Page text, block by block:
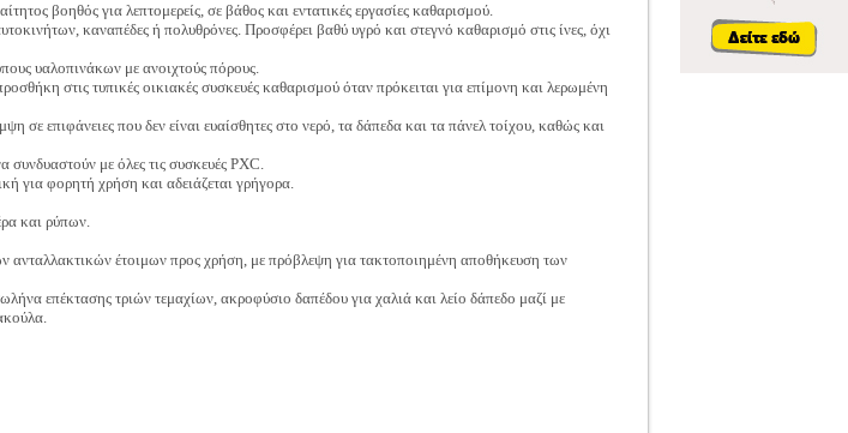
βοηθός για λεπτομερείς, σε βάθος και εντατικές εργασίες καθαρισμού.
καναπέδες ή πολυθρόνες. Προσφέρει βαθύ υγρό και στεγνό καθαρισμό στις ίνες, όχι
υαλοπινάκων με ανοιχτούς πόρους.
στις τυπικές οικιακές συσκευές καθαρισμού όταν πρόκειται για επίμονη και λερωμένη
σε επιφάνειες που δεν είναι ευαίσθητες στο νερό, τα δάπεδα και τα πάνελ τοίχου, καθώς και
με όλες τις συσκευές PXC.
για φορητή χρήση και αδειάζεται γρήγορα.
και ρύπων.
έτοιμων προς χρήση, με πρόβλεψη για τακτοποιημένη αποθήκευση των
επέκτασης τριών τεμαχίων, ακροφύσιο δαπέδου για χαλιά και λείο δάπεδο μαζί με